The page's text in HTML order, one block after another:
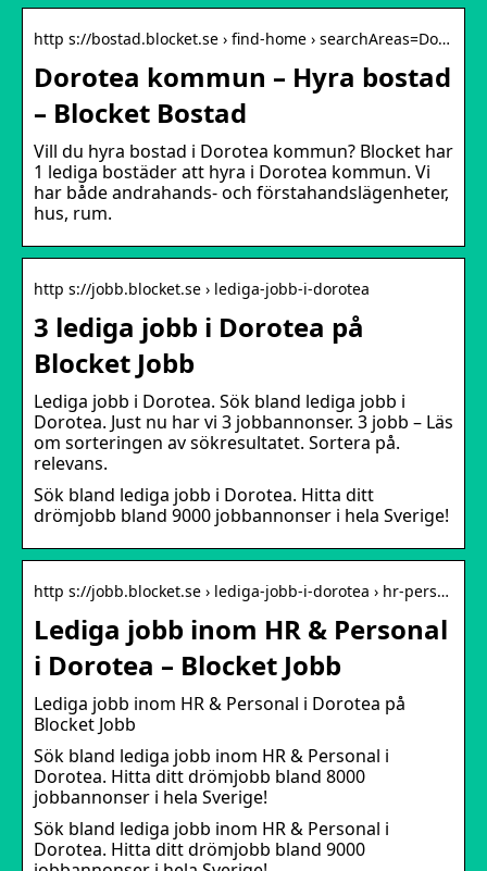
http s://bostad.blocket.se › find-home › searchAreas=Do…
Dorotea kommun – Hyra bostad
– Blocket Bostad
Vill du hyra bostad i Dorotea kommun? Blocket har
1 lediga bostäder att hyra i Dorotea kommun. Vi
har både andrahands- och förstahandslägenheter,
hus, rum.
http s://jobb.blocket.se › lediga-jobb-i-dorotea
3 lediga jobb i Dorotea på
Blocket Jobb
Lediga jobb i Dorotea. Sök bland lediga jobb i
Dorotea. Just nu har vi 3 jobbannonser. 3 jobb – Läs
om sorteringen av sökresultatet. Sortera på.
relevans.
Sök bland lediga jobb i Dorotea. Hitta ditt
drömjobb bland 9000 jobbannonser i hela Sverige!
http s://jobb.blocket.se › lediga-jobb-i-dorotea › hr-pers…
Lediga jobb inom HR & Personal
i Dorotea – Blocket Jobb
Lediga jobb inom HR & Personal i Dorotea på
Blocket Jobb
Sök bland lediga jobb inom HR & Personal i
Dorotea. Hitta ditt drömjobb bland 8000
jobbannonser i hela Sverige!
Sök bland lediga jobb inom HR & Personal i
Dorotea. Hitta ditt drömjobb bland 9000